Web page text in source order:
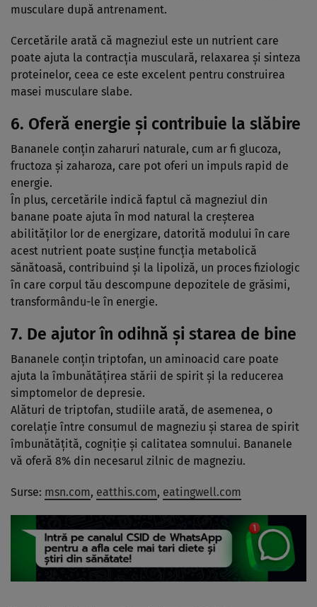
musculare după antrenament.
Cercetările arată că magneziul este un nutrient care
poate ajuta la contracția musculară, relaxarea și sinteza
proteinelor, ceea ce este excelent pentru construirea
masei musculare slabe.
6. Oferă energie și contribuie la slăbire
Bananele conțin zaharuri naturale, cum ar fi glucoza,
fructoza și zaharoza, care pot oferi un impuls rapid de
energie.
În plus, cercetările indică faptul că magneziul din
banane poate ajuta în mod natural la creșterea
abilităților lor de energizare, datorită modului în care
acest nutrient poate susține funcția metabolică
sănătoasă, contribuind și la lipoliză, un proces fiziologic
în care corpul tău descompune depozitele de grăsimi,
transformându-le în energie.
7. De ajutor în odihnă și starea de bine
Bananele conțin triptofan, un aminoacid care poate
ajuta la îmbunătățirea stării de spirit și la reducerea
simptomelor de depresie.
Alături de triptofan, studiile arată, de asemenea, o
corelație între consumul de magneziu și starea de spirit
îmbunătățită, cogniție și calitatea somnului. Bananele
vă oferă 8% din necesarul zilnic de magneziu.
Surse: msn.com, eatthis.com, eatingwell.com